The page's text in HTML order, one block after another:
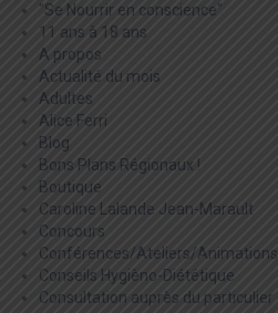
"Se Nourrir en conscience"
11 ans à 18 ans
A propos
Actualité du mois
Adultes
Alice Ferri
Blog
Bons Plans Régionaux !
Boutique
Caroline Lalande Jean-Marault
Concours
Conférences/Ateliers/Animations
Conseils Hygièno-Diététique
Consultation auprès du particulier